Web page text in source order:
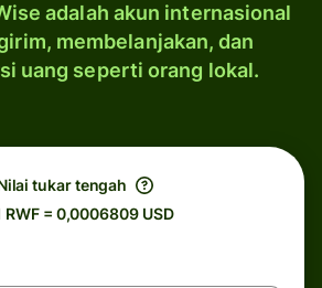
adalah akun internasional
membelanjakan, dan
uang seperti orang lokal.
tukar tengah
RWF = 0,0006809 USD